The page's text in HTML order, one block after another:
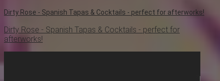
Dirty Rose - Spanish Tapas & Cocktails - perfect for afterworks!
Dirty Rose - Spanish Tapas & Cocktails - perfect for
afterworks!